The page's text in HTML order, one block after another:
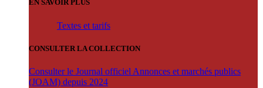
EN SAVOIR PLUS
Textes et tarifs
CONSULTER LA COLLECTION
Consulter le Journal officiel Annonces et marchés publics
(JOAM) depuis 2024